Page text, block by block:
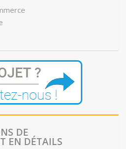
DE
EN DÉTAILS